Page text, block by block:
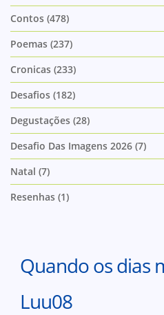
Contos (478)
Poemas (237)
Cronicas (233)
Desafios (182)
Degustações (28)
Desafio Das Imagens 2026 (7)
Natal (7)
Resenhas (1)
Quando os dias
Luu08